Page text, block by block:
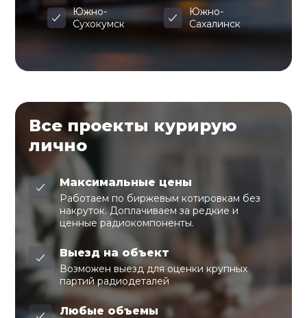
Южно-
Сухокумск
Южно-
Сахалинск
Все проекты курирую
лично
Максимальные цены
Работаем по биржевым котировкам без
накруток. Доплачиваем за редкие и
ценные радиокомпоненты.
Выезд на объект
Возможен выезд для оценки крупных
партий радиодеталей
Любые объемы